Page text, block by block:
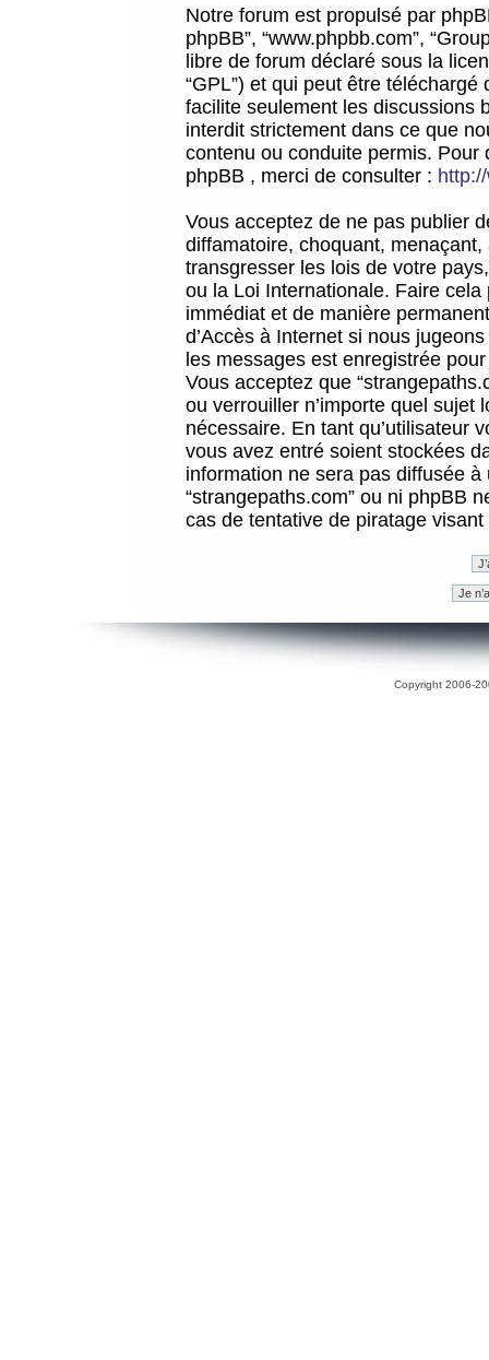
Notre forum est propulsé par
phpBB”, “www.phpbb.com”,
libre de forum déclaré sous la
“GPL”) et qui peut être téléchargé
facilite seulement les discussions
interdit strictement dans ce que
contenu ou conduite permis.
phpBB , merci de consulter :
Vous acceptez de ne pas publier
diffamatoire, choquant,
transgresser les lois de votre
ou la Loi Internationale. Faire
immédiat et de manière
d’Accès à Internet si nous
les messages est enregistrée
Vous acceptez que
ou verrouiller n’importe quel sujet
nécessaire. En tant qu’utilisateur
vous avez entré soient stockées
information ne sera pas diffusée
“strangepaths.com” ou ni phpBB
cas de tentative de piratage
Copyright 2006-